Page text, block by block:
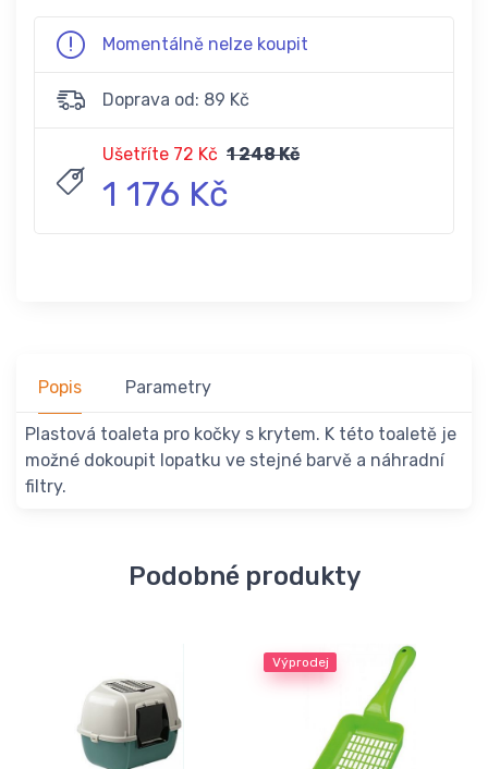
Momentálně nelze koupit
Doprava od: 89 Kč
Ušetříte 72 Kč 1 248 Kč
1 176 Kč
Popis Parametry
Plastová toaleta pro kočky s krytem. K této toaletě je
možné dokoupit lopatku ve stejné barvě a náhradní
filtry.
Podobné produkty
Výprodej